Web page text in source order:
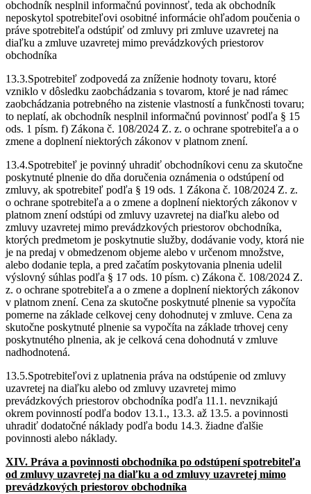
obchodník nesplnil informačnú povinnosť, teda ak obchodník
neposkytol spotrebiteľovi osobitné informácie ohľadom poučenia o
práve spotrebiteľa odstúpiť od zmluvy pri zmluve uzavretej na
diaľku a zmluve uzavretej mimo prevádzkových priestorov
obchodníka
13.3.Spotrebiteľ zodpovedá za zníženie hodnoty tovaru, ktoré
vzniklo v dôsledku zaobchádzania s tovarom, ktoré je nad rámec
zaobchádzania potrebného na zistenie vlastností a funkčnosti tovaru;
to neplatí, ak obchodník nesplnil informačnú povinnosť podľa § 15
ods. 1 písm. f) Zákona č. 108/2024 Z. z. o ochrane spotrebiteľa a o
zmene a doplnení niektorých zákonov v platnom znení.
13.4.Spotrebiteľ je povinný uhradiť obchodníkovi cenu za skutočne
poskytnuté plnenie do dňa doručenia oznámenia o odstúpení od
zmluvy, ak spotrebiteľ podľa § 19 ods. 1 Zákona č. 108/2024 Z. z.
o ochrane spotrebiteľa a o zmene a doplnení niektorých zákonov v
platnom znení odstúpi od zmluvy uzavretej na diaľku alebo od
zmluvy uzavretej mimo prevádzkových priestorov obchodníka,
ktorých predmetom je poskytnutie služby, dodávanie vody, ktorá nie
je na predaj v obmedzenom objeme alebo v určenom množstve,
alebo dodanie tepla, a pred začatím poskytovania plnenia udelil
výslovný súhlas podľa § 17 ods. 10 písm. c) Zákona č. 108/2024 Z.
z. o ochrane spotrebiteľa a o zmene a doplnení niektorých zákonov
v platnom znení. Cena za skutočne poskytnuté plnenie sa vypočíta
pomerne na základe celkovej ceny dohodnutej v zmluve. Cena za
skutočne poskytnuté plnenie sa vypočíta na základe trhovej ceny
poskytnutého plnenia, ak je celková cena dohodnutá v zmluve
nadhodnotená.
13.5.Spotrebiteľovi z uplatnenia práva na odstúpenie od zmluvy
uzavretej na diaľku alebo od zmluvy uzavretej mimo
prevádzkových priestorov obchodníka podľa 11.1. nevznikajú
okrem povinností podľa bodov 13.1., 13.3. až 13.5. a povinnosti
uhradiť dodatočné náklady podľa bodu 14.3. žiadne ďalšie
povinnosti alebo náklady.
XIV. Práva a povinnosti obchodníka po odstúpení spotrebiteľa
od zmluvy uzavretej na diaľku a od zmluvy uzavretej mimo
prevádzkových priestorov obchodníka